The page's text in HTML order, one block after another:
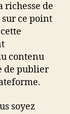
richesse de
ce point
contenu
de publier
soyez